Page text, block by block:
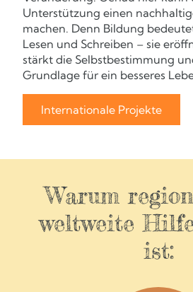
Unterstützung einen
machen. Denn Bildung
Lesen und Schreiben – sie
stärkt die Selbstbestimmung
Grundlage für ein besseres
Internationale Projekte
Warum
weltweite
ist: